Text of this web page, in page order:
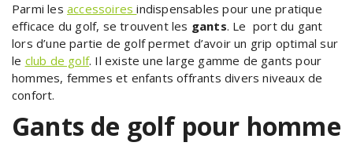
Parmi les accessoiresindispensables pour une pratique
efficace du golf, se trouvent les gants. Le port du gant
lors d’une partie de golf permet d’avoir un grip optimal sur
le club de golf. Il existe une large gamme de gants pour
hommes, femmes et enfants offrants divers niveaux de
confort.
Gants de golf pour homme